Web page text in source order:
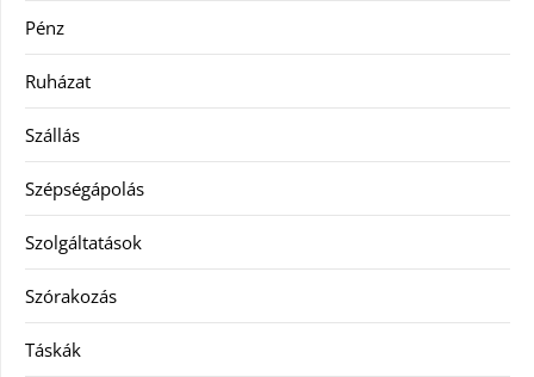
Pénz
Ruházat
Szállás
Szépségápolás
Szolgáltatások
Szórakozás
Táskák